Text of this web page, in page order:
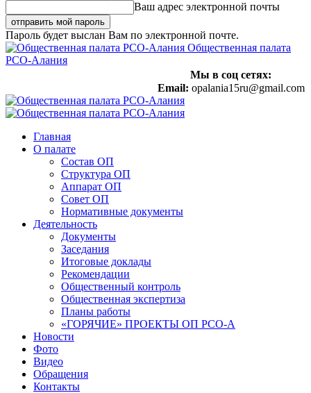
Ваш адрес электронной почты
Пароль будет выслан Вам по электронной почте.
Общественная палата
РСО-Алания
Мы в соц сетях:
Email: opalania15ru@gmail.com
Главная
О палате
Состав ОП
Структура ОП
Аппарат ОП
Совет ОП
Нормативные документы
Деятельность
Документы
Заседания
Итоговые доклады
Рекомендации
Общественный контроль
Общественная экспертиза
Планы работы
«ГОРЯЧИЕ» ПРОЕКТЫ ОП РСО-А
Новости
Фото
Видео
Обращения
Контакты